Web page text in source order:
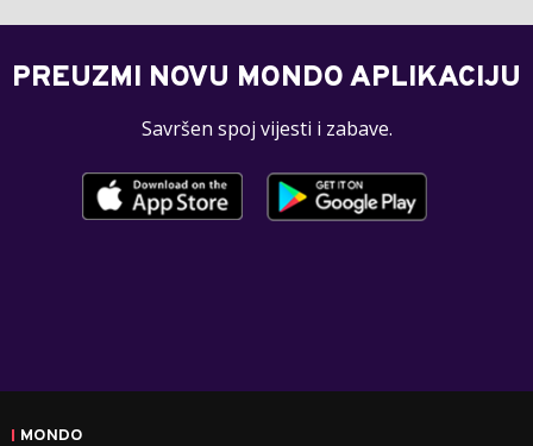
PREUZMI NOVU MONDO APLIKACIJU
Savršen spoj vijesti i zabave.
MONDO